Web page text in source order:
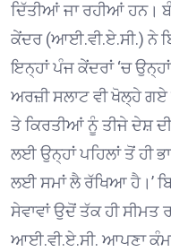
ਦਿੱਤੀਆਂ ਜਾ ਰਹੀਆਂ ਹਨ।
ਕੇਂਦਰ (ਆਈ.ਵੀ.ਏ.ਸੀ.) ਨੇ
ਇਨ੍ਹਾਂ ਪੰਜ ਕੇਂਦਰਾਂ ‘ਚ
ਅਰਜ਼ੀ ਸਲਾਟ ਵੀ ਖੋਲ੍ਹੇ
ਤੇ ਕਿਰਤੀਆਂ ਨੂੰ ਤੀਜੇ ਦੇਸ਼
ਲਈ ਉਨ੍ਹਾਂ ਪਹਿਲਾਂ ਤੋਂ ਹੀ
ਲਈ ਸਮਾਂ ਲੈ ਰੱਖਿਆ ਹੈ।’
ਸੇਵਾਵਾਂ ਉਦੋਂ ਤੱਕ ਹੀ
ਆਈ.ਵੀ.ਏ.ਸੀ. ਆਪਣਾ